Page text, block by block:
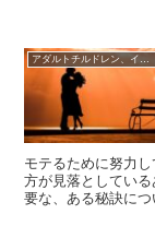
モテるために努力
方が見落としてい
要な、ある秘訣につ